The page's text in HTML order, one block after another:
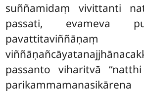
suññamidaṃ vivittanti
passati, evameva
pavattitaviññāṇaṃ
passanto viharitvā ‘‘natthi